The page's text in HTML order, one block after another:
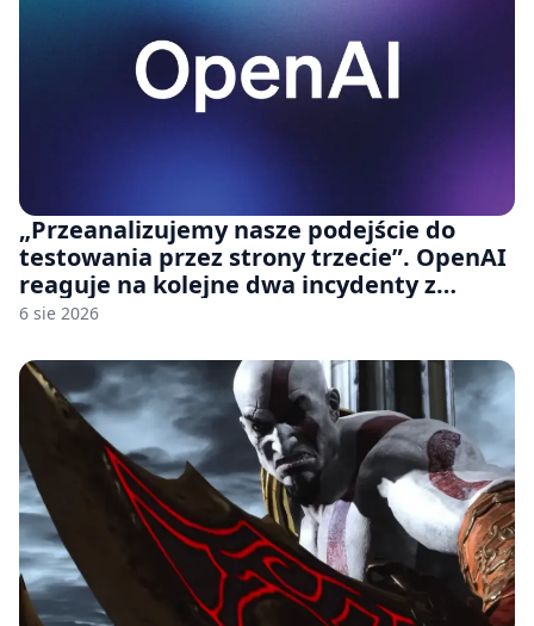
„Przeanalizujemy nasze podejście do
testowania przez strony trzecie”. OpenAI
reaguje na kolejne dwa incydenty z
udziałem autorskich modeli
6 sie 2026